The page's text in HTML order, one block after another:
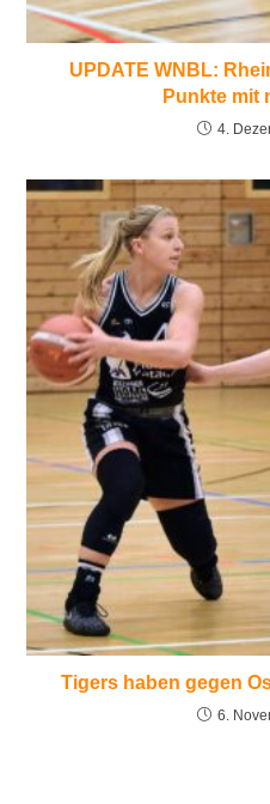
UPDATE WNBL:
Punkte mit
4.
Tigers haben gegen
6.